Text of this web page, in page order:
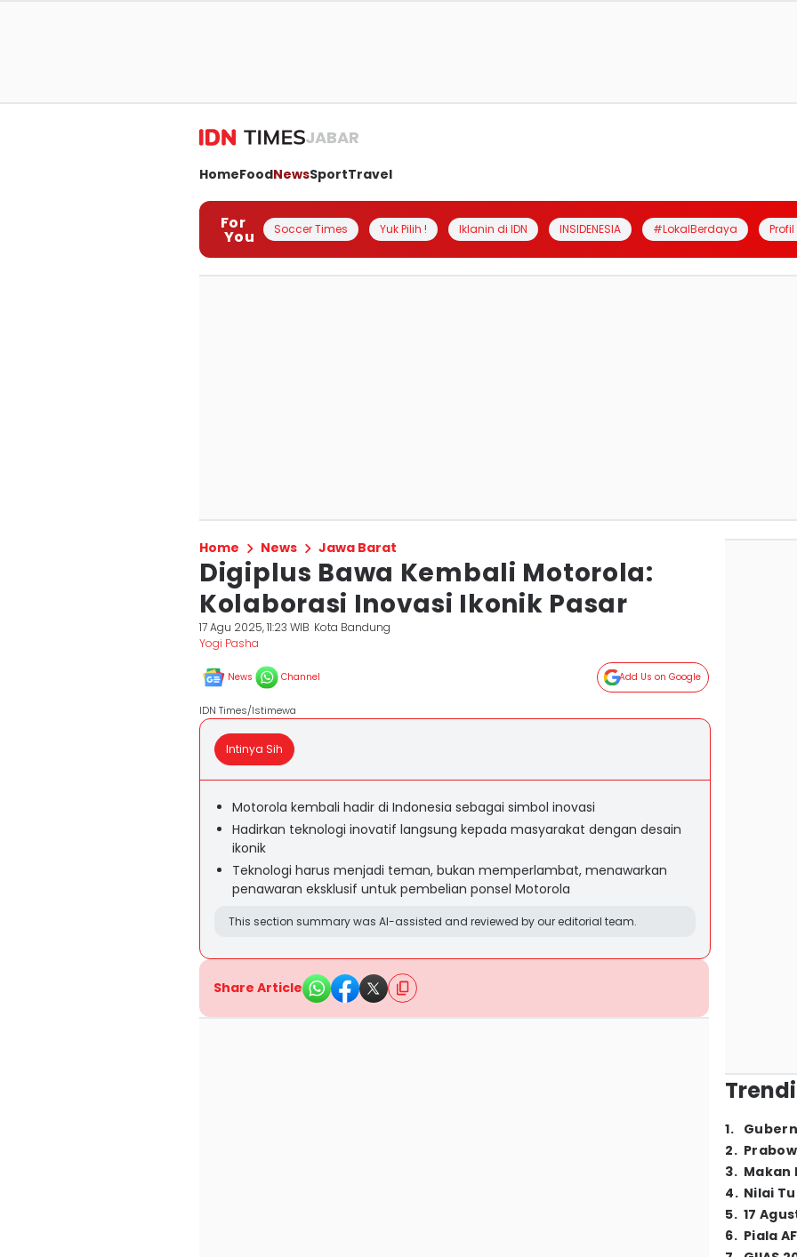
JABAR
HomeFoodNewsSportTravel
For
You Soccer Times Yuk Pilih ! Iklanin di IDN INSIDENESIA #LokalBerdaya
Home News Jawa Barat
Digiplus Bawa Kembali Motorola:
Kolaborasi Inovasi Ikonik Pasar
17 Agu 2025, 11:23 WIB Kota Bandung
Yogi Pasha
News Channel Add Us on Google
IDN Times/Istimewa
Intinya Sih
Motorola kembali hadir di Indonesia sebagai simbol inovasi
Hadirkan teknologi inovatif langsung kepada masyarakat dengan desain
ikonik
Teknologi harus menjadi teman, bukan memperlambat, menawarkan
penawaran eksklusif untuk pembelian ponsel Motorola
This section summary was AI-assisted and reviewed by our editorial team.
Share Article
1.
2.
3. Makan
4. Nilai
5. 17
6. Piala